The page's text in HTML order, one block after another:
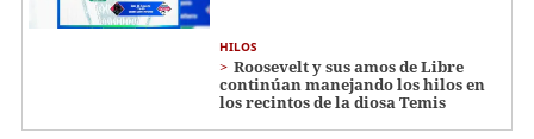
HILOS
Roosevelt y sus amos de Libre
continúan manejando los hilos en
los recintos de la diosa Temis